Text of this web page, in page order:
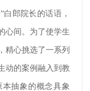
郎院长的话语，
心间。为了使学生
精心挑选了一系列
动的案例融入到教
抽象的概念具象